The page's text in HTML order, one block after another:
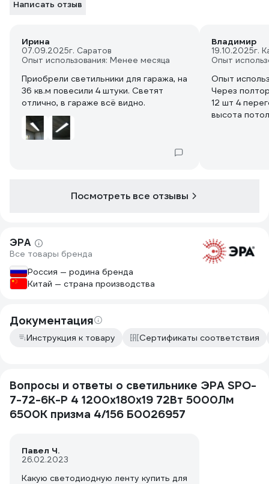
Написать отзыв
Ирина
07.09.2025г. Саратов
Опыт использования: Менее месяца
Приобрели светильники для гаража, на
36 кв.м повесили 4 штуки. Светят
отлично, в гараже всё видно.
Владимир
19.10.2025г.
Опыт
Опыт
Через
12 шт 4
высота
Посмотреть все отзывы
ЭРА
Все товары бренда
Россия — родина бренда
Китай — страна производства
Документация
Инструкция к товару Сертификаты соответствия
Вопросы и ответы о светильнике ЭРА SPO-
7-72-6K-P 4 1200x180x19 72Вт 5000Лм
6500К призма 4/156 Б0026957
Павел Ч.
26.02.2023
Какую светодиодную ленту купить для